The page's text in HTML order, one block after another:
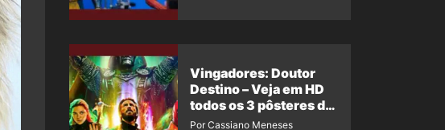
Vingadores: Doutor
Destino – Veja em HD
todos os 3 pôsteres de
‘Doomsday’ + 1 imagem
Por Cassiano Meneses